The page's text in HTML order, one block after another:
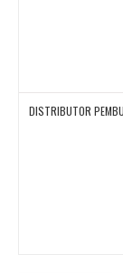
DISTRIBUTOR